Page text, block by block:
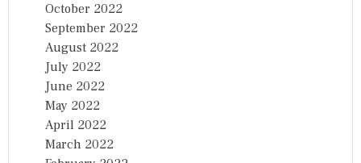
October 2022
September 2022
August 2022
July 2022
June 2022
May 2022
April 2022
March 2022